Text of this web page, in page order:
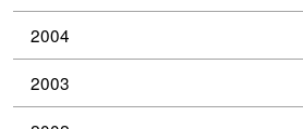
2004
2003